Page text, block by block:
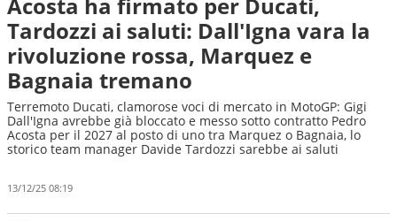
Tardozzi ai saluti: Dall'Igna vara la
rivoluzione rossa, Marquez e
Bagnaia tremano
Terremoto Ducati, clamorose voci di mercato in MotoGP: Gigi
Dall'Igna avrebbe già bloccato e messo sotto contratto Pedro
Acosta per il 2027 al posto di uno tra Marquez o Bagnaia, lo
storico team manager Davide Tardozzi sarebbe ai saluti
13/12/25 08:19